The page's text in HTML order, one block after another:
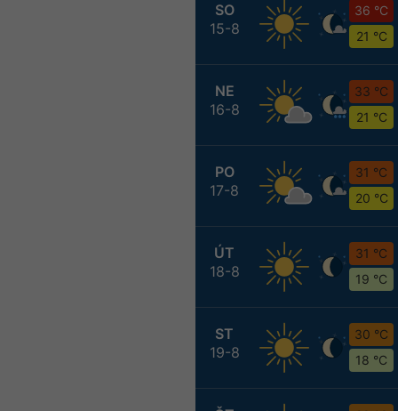
SO
15-8
36 °C
21 °C
NE
16-8
33 °C
21 °C
PO
17-8
31 °C
20 °C
ÚT
18-8
31 °C
19 °C
ST
19-8
30 °C
18 °C